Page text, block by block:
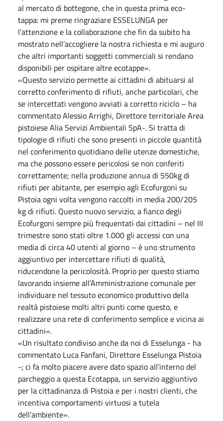
al mercato di bottegone, che in questa prima eco-
tappa: mi preme ringraziare ESSELUNGA per
l’attenzione e la collaborazione che fin da subito ha
mostrato nell’accogliere la nostra richiesta e mi auguro
che altri importanti soggetti commerciali si rendano
disponibili per ospitare altre ecotappe».
«Questo servizio permette ai cittadini di abituarsi al
corretto conferimento di rifiuti, anche particolari, che
se intercettati vengono avviati a corretto riciclo – ha
commentato Alessio Arrighi, Direttore territoriale Area
pistoiese Alia Servizi Ambientali SpA-. Si tratta di
tipologie di rifiuti che sono presenti in piccole quantità
nel conferimento quotidiano delle utenze domestiche,
ma che possono essere pericolosi se non conferiti
correttamente; nella produzione annua di 550kg di
rifiuti per abitante, per esempio agli Ecofurgoni su
Pistoia ogni volta vengono raccolti in media 200/205
kg di rifiuti. Questo nuovo servizio, a fianco degli
Ecofurgoni sempre più frequentati dai cittadini – nel III
trimestre sono stati oltre 1.000 gli accessi con una
media di circa 40 utenti al giorno – è uno strumento
aggiuntivo per intercettare rifiuti di qualità,
riducendone la pericolosità. Proprio per questo stiamo
lavorando insieme all’Amministrazione comunale per
individuare nel tessuto economico produttivo della
realtà pistoiese molti altri punti come questo, e
realizzare una rete di conferimento semplice e vicina ai
cittadini».
«Un risultato condiviso anche da noi di Esselunga - ha
commentato Luca Fanfani, Direttore Esselunga Pistoia
-; ci fa molto piacere avere dato spazio all’interno del
parcheggio a questa Ecotappa, un servizio aggiuntivo
per la cittadinanza di Pistoia e per i nostri clienti, che
incentiva comportamenti virtuosi a tutela
dell’ambiente».